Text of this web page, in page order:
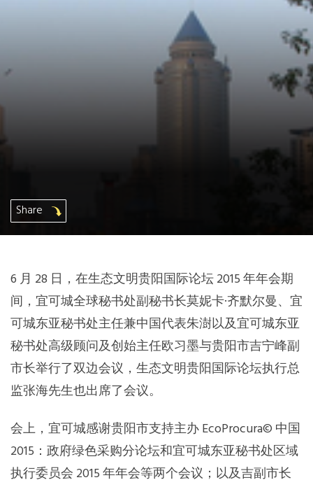
大洋洲秘书处
南亚秘书处
东南亚秘书处
Share
6 月 28 日，在生态文明贵阳国际论坛 2015 年年会期
间，宜可城全球秘书处副秘书长莫妮卡·齐默尔曼、宜
可城东亚秘书处主任兼中国代表朱澍以及宜可城东亚
秘书处高级顾问及创始主任欧习墨与贵阳市吉宁峰副
市长举行了双边会议，生态文明贵阳国际论坛执行总
监张海先生也出席了会议。
会上，宜可城感谢贵阳市支持主办 EcoProcura© 中国
2015：政府绿色采购分论坛和宜可城东亚秘书处区域
执行委员会 2015 年年会等两个会议；以及吉副市长